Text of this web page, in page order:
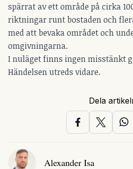
spärrat av ett område på cirka
riktningar runt bostaden och
med att bevaka området och
omgivningarna.
I nuläget finns ingen misstänkt
Händelsen utreds vidare.
Dela
Alexander Isa